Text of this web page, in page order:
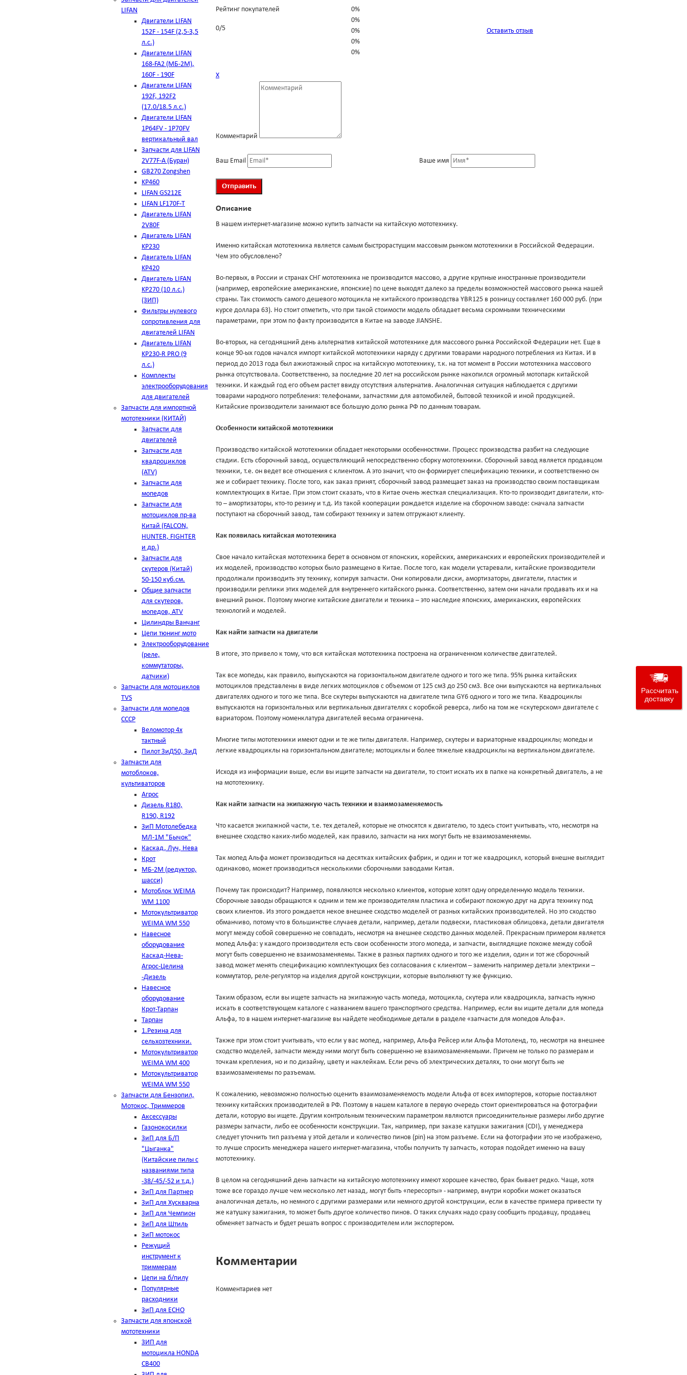
LIFAN
Двигатели LIFAN
152F - 154F (2,5-3,5
л.с.)
Двигатели LIFAN
168-FA2 (МБ-2М),
160F - 190F
Двигатели LIFAN
192F, 192F2
(17.0/18.5 л.с.)
Двигатели LIFAN
1Р64FV - 1Р70FV
вертикальный вал
Запчасти для LIFAN
2V77F-A (Буран)
GB270 Zongshen
KP460
LIFAN GS212E
LIFAN LF170F-T
Двигатель LIFAN
2V80F
Двигатель LIFAN
KP230
Двигатель LIFAN
KP420
Двигатель LIFAN
KP270 (10 л.с.)
(ЗИП)
Фильтры нулевого
сопротивления для
двигателей LIFAN
Двигатель LIFAN
KP230-R PRO (9
л.с.)
Комплекты
электрооборудования
для двигателей
Запчасти для импортной
мототехники (КИТАЙ)
Запчасти для
двигателей
Запчасти для
квадроциклов
(ATV)
Запчасти для
мопедов
Запчасти для
мотоциклов пр-ва
Китай (FALCON,
HUNTER, FIGHTER
и др.)
Запчасти для
скутеров (Китай)
50-150 куб.см.
Общие запчасти
для скутеров,
мопедов, ATV
Цилиндры Ванчанг
Цепи тюнинг мото
Электрооборудование
(реле,
коммутаторы,
датчики)
Запчасти для мотоциклов
TVS
Запчасти для мопедов
СССР
Веломотор 4х
тактный
Пилот ЗиД50, ЗиД
Запчасти для
мотоблоков,
культиваторов
Агрос
Дизель R180,
R190, R192
ЗиП Мотолебедка
МЛ-1М "Бычок"
Каскад, Луч, Нева
Крот
МБ-2М (редуктор,
шасси)
Мотоблок WEIMA
WM 1100
Мотокультриватор
WEIMA WM 550
Навесное
оборудование
Каскад-Нева-
Агрос-Целина
-Дизель
Навесное
оборудование
Крот-Тарпан
Тарпан
1.Резина для
сельхозтехники.
Мотокультриватор
WEIMA WM 400
Мотокультриватор
WEIMA WM 550
Запчасти для Бензопил,
Мотокос, Триммеров
Аксессуары
Газонокосилки
ЗиП для Б/П
"Цыганка"
(Китайские пилы с
названиями типа
-38/-45/-52 и т.д.)
ЗиП для Партнер
ЗиП для Хускварна
ЗиП для Чемпион
ЗиП для Штиль
ЗиП мотокос
Режущий
инструмент к
триммерам
Цепи на б/пилу
Популярные
расходники
ЗиП для ЕСНО
Запчасти для японской
мототехники
ЗИП для
мотоцикла HONDA
CB400
Рейтинг покупателей
0/5
0%
0%
0%
0%
0%
Оставить отзыв
Х
Комментарий
Ваш Email Ваше имя
Описание
В нашем интернет-магазине можно купить запчасти на китайскую мототехнику.
Именно китайская мототехника является самым быстрорастущим массовым рынком мототехники в Российской Федерации.
Чем это обусловлено?
Во-первых, в России и странах СНГ мототехника не производится массово, а другие крупные иностранные производители
(например, европейские американские, японские) по цене выходят далеко за пределы возможностей массового рынка нашей
страны. Так стоимость самого дешевого мотоцикла не китайского производства YBR125 в розницу составляет 160 000 руб. (при
курсе доллара 63). Но стоит отметить, что при такой стоимости модель обладает весьма скромными техническими
параметрами, при этом по факту производится в Китае на заводе JIANSHE.
Во-вторых, на сегодняшний день альтернатив китайской мототехнике для массового рынка Российской Федерации нет. Еще в
конце 90-ых годов начался импорт китайской мототехники наряду с другими товарами народного потребления из Китая. И в
период до 2013 года был ажиотажный спрос на китайскую мототехнику, т.к. на тот момент в России мототехника массового
рынка отсутствовала. Соответственно, за последние 20 лет на российском рынке накопился огромный мотопарк китайской
техники. И каждый год его объем растет ввиду отсутствия альтернатив. Аналогичная ситуация наблюдается с другими
товарами народного потребления: телефонами, запчастями для автомобилей, бытовой техникой и иной продукцией.
Китайские производители занимают все большую долю рынка РФ по данным товарам.
Особенности китайской мототехники
Производство китайской мототехники обладает некоторыми особенностями. Процесс производства разбит на следующие
стадии. Есть сборочный завод, осуществляющий непосредственно сборку мототехники. Сборочный завод является продавцом
техники, т.е. он ведет все отношения с клиентом. А это значит, что он формирует спецификацию техники, и соответственно он
же и собирает технику. После того, как заказ принят, сборочный завод размещает заказ на производство своим поставщикам
комплектующих в Китае. При этом стоит сказать, что в Китае очень жесткая специализация. Кто-то производит двигатели, кто-
то – амортизаторы, кто-то резину и т.д. Из такой кооперации рождается изделие на сборочном заводе: сначала запчасти
поступают на сборочный завод, там собирают технику и затем отгружают клиенту.
Как появилась китайская мототехника
Свое начало китайская мототехника берет в основном от японских, корейских, американских и европейских производителей и
их моделей, производство которых было размещено в Китае. После того, как модели устаревали, китайские производители
продолжали производить эту технику, копируя запчасти. Они копировали диски, амортизаторы, двигатели, пластик и
производили реплики этих моделей для внутреннего китайского рынка. Соответственно, затем они начали продавать их и на
внешний рынок. Поэтому многие китайские двигатели и техника – это наследие японских, американских, европейских
технологий и моделей.
Как найти запчасти на двигатели
В итоге, это привело к тому, что вся китайская мототехника построена на ограниченном количестве двигателей.
Так все мопеды, как правило, выпускаются на горизонтальном двигателе одного и того же типа. 95% рынка китайских
мотоциклов представлены в виде легких мотоциклов с объемом от 125 см3 до 250 см3. Все они выпускаются на вертикальных
двигателях одного и того же типа. Все скутеры выпускаются на двигателе типа GY6 одного и того же типа. Квадроциклы
выпускаются на горизонтальных или вертикальных двигателях с коробкой реверса, либо на том же «скутерском» двигателе с
вариатором. Поэтому номенклатура двигателей весьма ограничена.
Многие типы мототехники имеют одни и те же типы двигателя. Например, скутеры и вариаторные квадроциклы; мопеды и
легкие квадроциклы на горизонтальном двигателе; мотоциклы и более тяжелые квадроциклы на вертикальном двигателе.
Исходя из информации выше, если вы ищите запчасти на двигатели, то стоит искать их в папке на конкретный двигатель, а не
на мототехнику.
Как найти запчасти на экипажную часть техники и взаимозаменяемость
Что касается экипажной части, т.е. тех деталей, которые не относятся к двигателю, то здесь стоит учитывать, что, несмотря на
внешнее сходство каких-либо моделей, как правило, запчасти на них могут быть не взаимозаменяемы.
Так мопед Альфа может производиться на десятках китайских фабрик, и один и тот же квадроцикл, который внешне выглядит
одинаково, может производиться несколькими сборочными заводами Китая.
Почему так происходит? Например, появляются несколько клиентов, которые хотят одну определенную модель техники.
Сборочные заводы обращаются к одним и тем же производителям пластика и собирают похожую друг на друга технику под
своих клиентов. Из этого рождается некое внешнее сходство моделей от разных китайских производителей. Но это сходство
обманчиво, потому что в большинстве случаев детали, например, детали подвески, пластиковая облицовка, детали двигателя
могут между собой совершенно не совпадать, несмотря на внешнее сходство данных моделей. Прекрасным примером является
мопед Альфа: у каждого производителя есть свои особенности этого мопеда, и запчасти, выглядящие похоже между собой
могут быть совершенно не взаимозаменяемы. Также в разных партиях одного и того же изделия, один и тот же сборочный
завод может менять спецификацию комплектующих без согласования с клиентом – заменить например детали электрики –
коммутатор, реле-регулятор на изделия другой конструкции, которые выполняют ту же функцию.
Таким образом, если вы ищете запчасть на экипажную часть мопеда, мотоцикла, скутера или квадроцикла, запчасть нужно
искать в соответствующем каталоге с названием вашего транспортного средства. Например, если вы ищите детали для мопеда
Альфа, то в нашем интернет-магазине вы найдете необходимые детали в разделе «запчасти для мопедов Альфа».
Также при этом стоит учитывать, что если у вас мопед, например, Альфа Рейсер или Альфа Мотоленд, то, несмотря на внешнее
сходство моделей, запчасти между ними могут быть совершенно не взаимозаменяемыми. Причем не только по размерам и
точкам крепления, но и по дизайну, цвету и наклейкам. Если речь об электрических деталях, то они могут быть не
взаимозаменяемы по разъемам.
К сожалению, невозможно полностью оценить взаимозаменяемость модели Альфа от всех импортеров, которые поставляют
технику китайских производителей в РФ. Поэтому в нашем каталоге в первую очередь стоит ориентироваться на фотографии
детали, которую вы ищете. Другим контрольным техническим параметром являются присоединительные размеры либо другие
размеры запчасти, либо ее особенности конструкции. Так, например, при заказе катушки зажигания (CDI), у менеджера
следует уточнить тип разъема у этой детали и количество пинов (pin) на этом разъеме. Если на фотографии это не изображено,
то лучше спросить менеджера нашего интернет-магазина, чтобы получить ту запчасть, которая подойдет именно на вашу
мототехнику.
В целом на сегодняшний день запчасти на китайскую мототехнику имеют хорошее качество, брак бывает редко. Чаще, хотя
тоже все гораздо лучше чем несколько лет назад, могут быть «пересорты» - например, внутри коробки может оказаться
аналогичная деталь, но немного с другими размерами или немного другой конструкции, если в качестве примера привести ту
же катушку зажигания, то может быть другое количество пинов. О таких случаях надо сразу сообщить продавцу, продавец
обменяет запчасть и будет решать вопрос с производителем или экспортером.
Комментарии
Комментариев нет
Рассчитать
доставку